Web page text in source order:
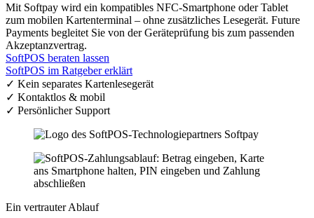
Mit Softpay wird ein kompatibles NFC-Smartphone oder Tablet
zum mobilen Kartenterminal – ohne zusätzliches Lesegerät. Future
Payments begleitet Sie von der Geräteprüfung bis zum passenden
Akzeptanzvertrag.
SoftPOS beraten lassen
SoftPOS im Ratgeber erklärt
✓ Kein separates Kartenlesegerät
✓ Kontaktlos & mobil
✓ Persönlicher Support
Ein vertrauter Ablauf